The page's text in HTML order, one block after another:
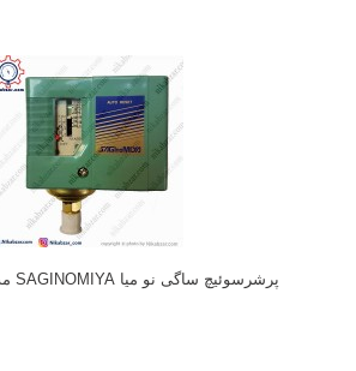
پرشرسوئیچ ساگی نو میا SAGINOMIYA مدل SNS-C110X